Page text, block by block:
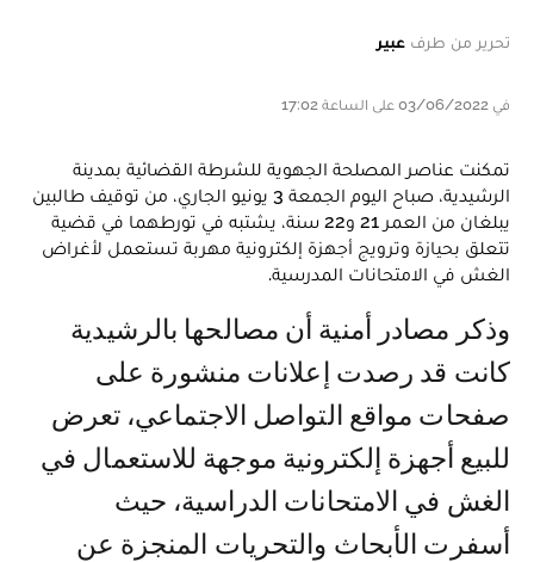
تحرير من طرف عبير
في 03/06/2022 على الساعة 17:02
تمكنت عناصر المصلحة الجهوية للشرطة القضائية بمدينة
الرشيدية، صباح اليوم الجمعة 3 يونيو الجاري، من توقيف طالبين
يبلغان من العمر 21 و22 سنة، يشتبه في تورطهما في قضية
تتعلق بحيازة وترويج أجهزة إلكترونية مهربة تستعمل لأغراض
الغش في الامتحانات المدرسية.
وذكر مصادر أمنية أن مصالحها بالرشيدية
كانت قد رصدت إعلانات منشورة على
صفحات مواقع التواصل الاجتماعي، تعرض
للبيع أجهزة إلكترونية موجهة للاستعمال في
الغش في الامتحانات الدراسية، حيث
أسفرت الأبحاث والتحريات المنجزة عن